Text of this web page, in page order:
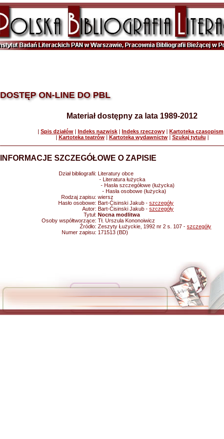
DOSTĘP ON-LINE DO PBL
Materiał dostępny za lata 1989-2012
| Spis działów | Indeks nazwisk | Indeks rzeczowy | Kartoteka czasopism
| Kartoteka teatrów| Kartoteka wydawnictw| Szukaj tytułu |
INFORMACJE SZCZEGÓŁOWE O ZAPISIE
Dział bibliografii: Literatury obce
- Literatura łużycka
- Hasła szczegółowe (łużycka)
- Hasła osobowe (łużycka)
Rodzaj zapisu: wiersz
Hasło osobowe: Bart-Ćisinski Jakub - szczegóły
Autor: Bart-Ćisinski Jakub - szczegóły
Tytuł: Nocna modlitwa
Osoby współtworzące: Tł. Urszula Kononoiwicz
Źródło: Zeszyty Łużyckie, 1992 nr 2 s. 107 - szczegóły
Numer zapisu: 171513 (BD)